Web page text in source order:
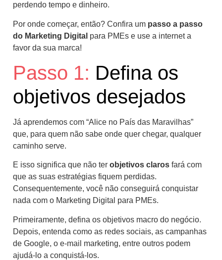
perdendo tempo e dinheiro.
Por onde começar, então? Confira um passo a passo
do Marketing Digital para PMEs e use a internet a
favor da sua marca!
Passo 1: Defina os
objetivos desejados
Já aprendemos com “Alice no País das Maravilhas”
que, para quem não sabe onde quer chegar, qualquer
caminho serve.
E isso significa que não ter objetivos claros fará com
que as suas estratégias fiquem perdidas.
Consequentemente, você não conseguirá conquistar
nada com o Marketing Digital para PMEs.
Primeiramente, defina os objetivos macro do negócio.
Depois, entenda como as redes sociais, as campanhas
de Google, o e-mail marketing, entre outros podem
ajudá-lo a conquistá-los.